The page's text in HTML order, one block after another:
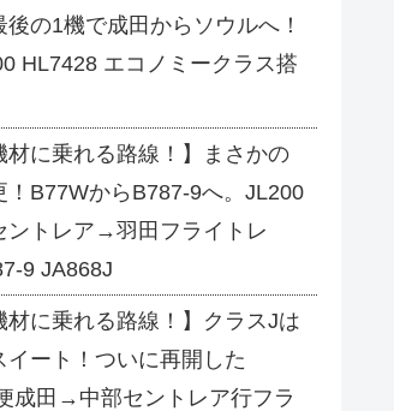
後の1機で成田からソウルへ！
HL7428 エコノミークラス搭
材に乗れる路線！】まさかの
！B77WからB787-9へ。JL200
ントレア→羽田フライトレ
9 JA868J
材に乗れる路線！】クラスJは
イート！ついに再開した
成田→中部セントレア行フラ